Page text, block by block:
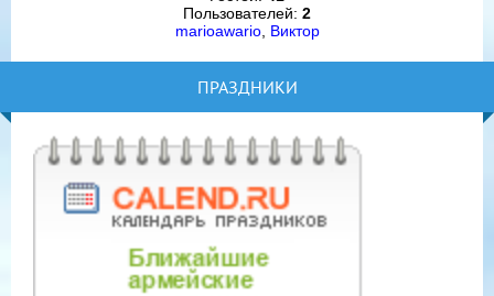
Пользователей: 2
marioawario, Виктор
ПРАЗДНИКИ